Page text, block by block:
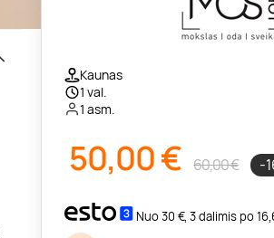
Kaunas
1 val.
1 asm.
50,00€ 60,00 € -
Nuo 30 €, 3 dalimis po